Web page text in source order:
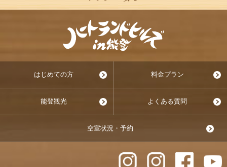
はじめての方 料金プラン
能登観光 よくある質問
空室状況・予約